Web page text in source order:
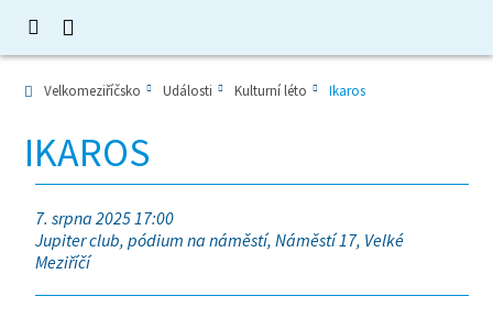
Velkomeziříčsko Události Kulturní léto Ikaros
IKAROS
7. srpna 2025 17:00
Jupiter club, pódium na náměstí, Náměstí 17, Velké
Meziříčí